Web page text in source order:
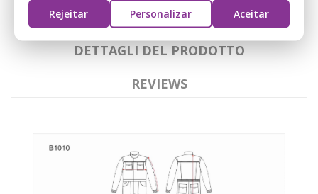
DESCRIZIONE
DETTAGLI DEL PRODOTTO
REVIEWS
Rejeitar
Personalizar Aceitar